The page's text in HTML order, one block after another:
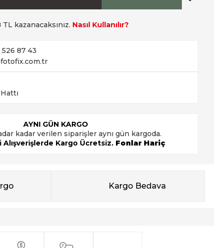
TL kazanacaksınız. Nasıl Kullanılır?
526 87 43
AYNI GÜN KARGO
kadar verilen siparişler aynı gün kargoda.
Alışverişlerde Kargo Ücretsiz. Fonlar Hariç
Kargo Bedava